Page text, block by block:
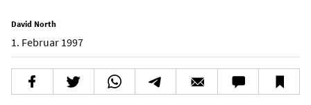
David North
1. Februar 1997